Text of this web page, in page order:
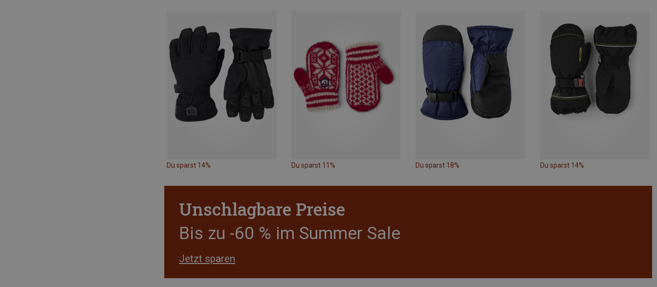
Du sparst 14% Du sparst 11% Du sparst 18% Du sparst 14%
Unschlagbare Preise
Bis zu -60 % im Summer Sale
Jetzt sparen